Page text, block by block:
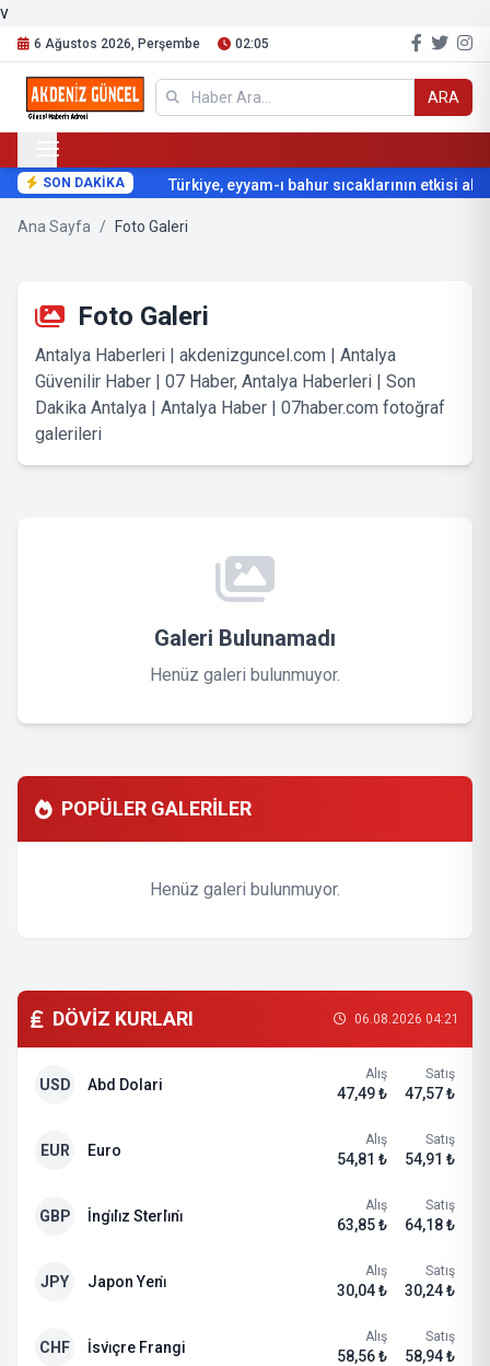
v
6 Ağustos 2026, Perşembe 02:05
ARA
SON DAKİKA Türkiye, eyyam-ı bahur sıcaklarının etkisi
Ana Sayfa / Foto Galeri
Foto Galeri
Antalya Haberleri | akdenizguncel.com | Antalya
Güvenilir Haber | 07 Haber, Antalya Haberleri | Son
Dakika Antalya | Antalya Haber | 07haber.com fotoğraf
galerileri
Galeri Bulunamadı
Henüz galeri bulunmuyor.
POPÜLER GALERİLER
Henüz galeri bulunmuyor.
DÖVİZ KURLARI 06.08.2026 04:21
USD Abd Dolari
Alış
47,49 ₺
Satış
47,57 ₺
EUR Euro
Alış
54,81 ₺
Satış
54,91 ₺
GBP İngi̇li̇z Sterli̇ni̇
Alış
63,85 ₺
Satış
64,18 ₺
JPY Japon Yeni̇
Alış
30,04 ₺
Satış
30,24 ₺
CHF İsvi̇çre Frangi
Alış
58,56 ₺
Satış
58,94 ₺